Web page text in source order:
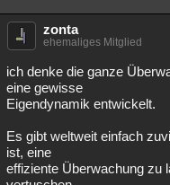
zonta
ehemaliges Mitglied
ich denke die ganze
eine gewisse
Eigendynamik entwickelt.
Es gibt weltweit einfach
ist, eine
effiziente Überwachung zu